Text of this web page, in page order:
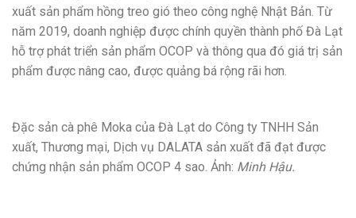
xuất sản phẩm hồng treo gió theo công nghệ Nhật Bản. Từ
năm 2019, doanh nghiệp được chính quyền thành phố Đà Lạt
hỗ trợ phát triển sản phẩm OCOP và thông qua đó giá trị sản
phẩm được nâng cao, được quảng bá rộng rãi hơn.
Đặc sản cà phê Moka của Đà Lạt do Công ty TNHH Sản
xuất, Thương mại, Dịch vụ DALATA sản xuất đã đạt được
chứng nhận sản phẩm OCOP 4 sao. Ảnh: Minh Hậu.